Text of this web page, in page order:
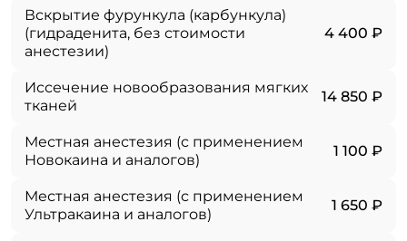
Вскрытие фурункула (карбункула)
(гидраденита, без стоимости
анестезии)
4 400 ₽
Иссечение новообразования мягких
тканей
14 850 ₽
Местная анестезия (с применением
Новокаина и аналогов)
1 100 ₽
Местная анестезия (с применением
Ультракаина и аналогов)
1 650 ₽